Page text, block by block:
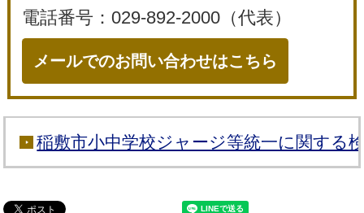
電話番号：029-892-2000（代表）
メールでのお問い合わせはこちら
稲敷市小中学校ジャージ等統一に関する